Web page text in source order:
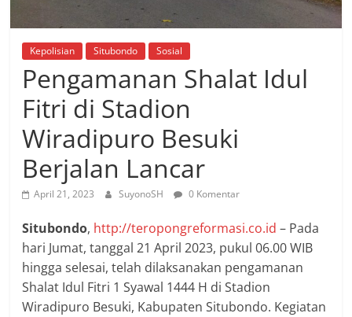
Kepolisian Situbondo Sosial
Pengamanan Shalat Idul
Fitri di Stadion
Wiradipuro Besuki
Berjalan Lancar
April 21, 2023 SuyonoSH 0 Komentar
Situbondo, http://teropongreformasi.co.id – Pada
hari Jumat, tanggal 21 April 2023, pukul 06.00 WIB
hingga selesai, telah dilaksanakan pengamanan
Shalat Idul Fitri 1 Syawal 1444 H di Stadion
Wiradipuro Besuki, Kabupaten Situbondo. Kegiatan